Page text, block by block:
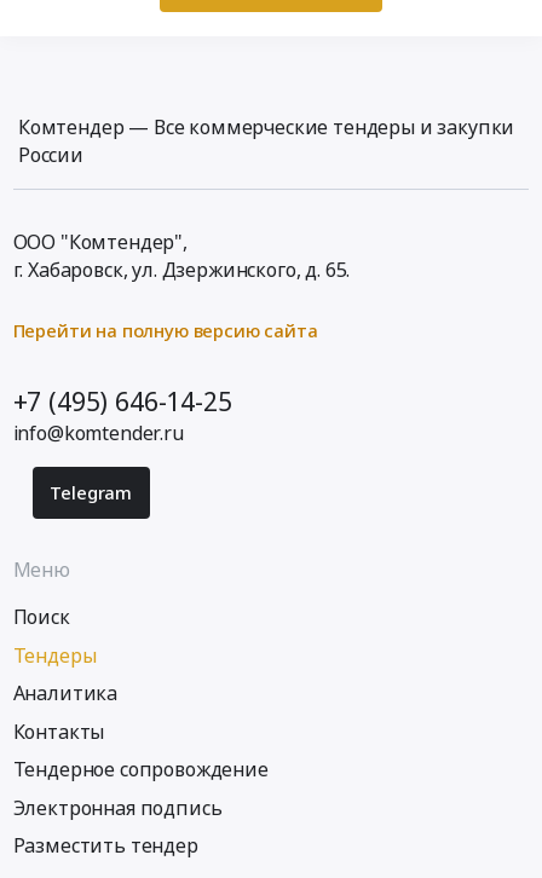
Комтендер — Все коммерческие тендеры и закупки
России
ООО "Комтендер",
г. Хабаровск,ул. Дзержинского, д. 65.
Перейти на полную версию сайта
+7 (495) 646-14-25
info@komtender.ru
Telegram
Меню
Поиск
Тендеры
Аналитика
Контакты
Тендерное сопровождение
Электронная подпись
Разместить тендер